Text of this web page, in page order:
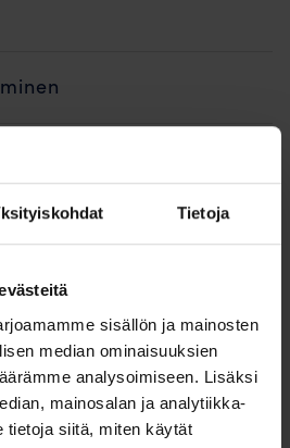
Tietoja
sisällön ja mainosten
median ominaisuuksien
analysoimiseen. Lisäksi
mainosalan ja analytiikka-
tietoja siitä, miten käytät
ja teletyöt
vaiheet